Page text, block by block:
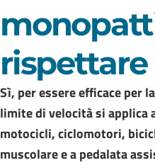
Sì, per essere efficace per
limite di velocità si applica
motocicli, ciclomotori,
muscolare e a pedalata